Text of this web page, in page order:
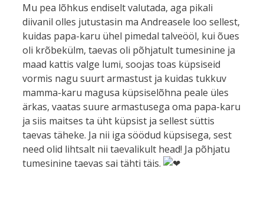
Mu pea lõhkus endiselt valutada, aga pikali
diivanil olles jutustasin ma Andreasele loo sellest,
kuidas papa-karu ühel pimedal talveööl, kui õues
oli krõbekülm, taevas oli põhjatult tumesinine ja
maad kattis valge lumi, soojas toas küpsiseid
vormis nagu suurt armastust ja kuidas tukkuv
mamma-karu magusa küpsiselõhna peale üles
ärkas, vaatas suure armastusega oma papa-karu
ja siis maitses ta üht küpsist ja sellest süttis
taevas täheke. Ja nii iga söödud küpsisega, sest
need olid lihtsalt nii taevalikult head! Ja põhjatu
tumesinine taevas sai tähti täis.